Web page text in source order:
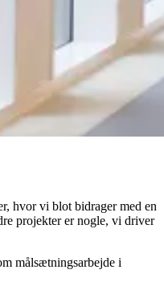
hvor vi blot bidrager med en
projekter er nogle, vi driver
målsætningsarbejde i